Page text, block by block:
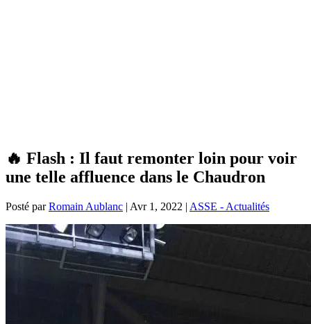
🔥 Flash : Il faut remonter loin pour voir
une telle affluence dans le Chaudron
Posté parRomain Aublanc | Avr 1, 2022 | ASSE - Actualités